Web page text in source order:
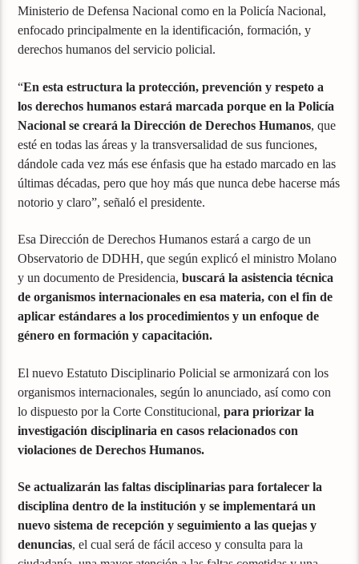
Ministerio de Defensa Nacional como en la Policía Nacional,
enfocado principalmente en la identificación, formación, y
derechos humanos del servicio policial.
“En esta estructura la protección, prevención y respeto a
los derechos humanos estará marcada porque en la Policía
Nacional se creará la Dirección de Derechos Humanos, que
esté en todas las áreas y la transversalidad de sus funciones,
dándole cada vez más ese énfasis que ha estado marcado en las
últimas décadas, pero que hoy más que nunca debe hacerse más
notorio y claro”, señaló el presidente.
Esa Dirección de Derechos Humanos estará a cargo de un
Observatorio de DDHH, que según explicó el ministro Molano
y un documento de Presidencia,buscará la asistencia técnica
de organismos internacionales en esa materia, con el fin de
aplicar estándares a los procedimientos y un enfoque de
género en formación y capacitación.
El nuevo Estatuto Disciplinario Policial se armonizará con los
organismos internacionales, según lo anunciado, así como con
lo dispuesto por la Corte Constitucional,para priorizar la
investigación disciplinaria en casos relacionados con
violaciones de Derechos Humanos.
Se actualizarán las faltas disciplinarias para fortalecer la
disciplina dentro de la institución y se implementará un
nuevo sistema de recepción y seguimiento a las quejas y
denuncias, el cual será de fácil acceso y consulta para la